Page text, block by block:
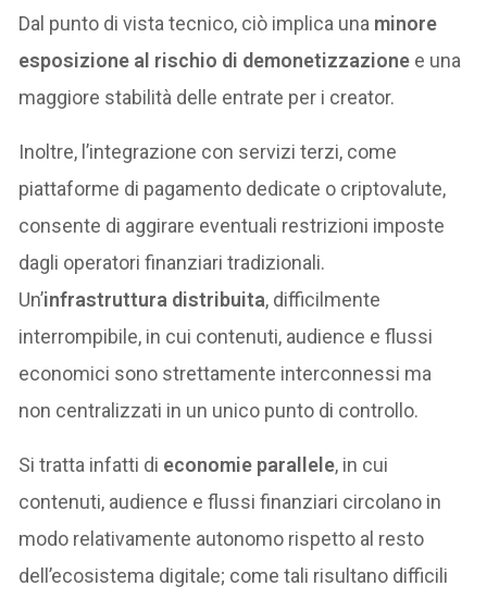
Dal punto di vista tecnico, ciò implica una minore
esposizione al rischio di demonetizzazione e una
maggiore stabilità delle entrate per i creator.
Inoltre, l’integrazione con servizi terzi, come
piattaforme di pagamento dedicate o criptovalute,
consente di aggirare eventuali restrizioni imposte
dagli operatori finanziari tradizionali.
Un’infrastruttura distribuita, difficilmente
interrompibile, in cui contenuti, audience e flussi
economici sono strettamente interconnessi ma
non centralizzati in un unico punto di controllo.
Si tratta infatti di economie parallele, in cui
contenuti, audience e flussi finanziari circolano in
modo relativamente autonomo rispetto al resto
dell’ecosistema digitale; come tali risultano difficili